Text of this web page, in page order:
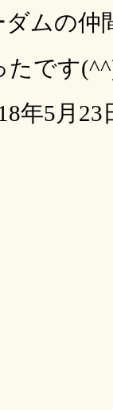
ムの仲
たです
年5月23